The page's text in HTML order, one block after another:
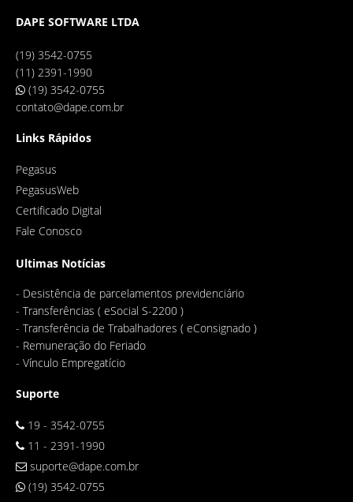
DAPE SOFTWARE LTDA
(19) 3542-0755
(11) 2391-1990
(19) 3542-0755
contato@dape.com.br
Links Rápidos
Pegasus
PegasusWeb
Certificado Digital
Fale Conosco
Ultimas Notícias
- Desistência de parcelamentos previdenciário
- Transferências ( eSocial S-2200 )
- Transferência de Trabalhadores ( eConsignado )
- Remuneração do Feriado
- Vínculo Empregatício
Suporte
19 - 3542-0755
11 - 2391-1990
suporte@dape.com.br
(19) 3542-0755